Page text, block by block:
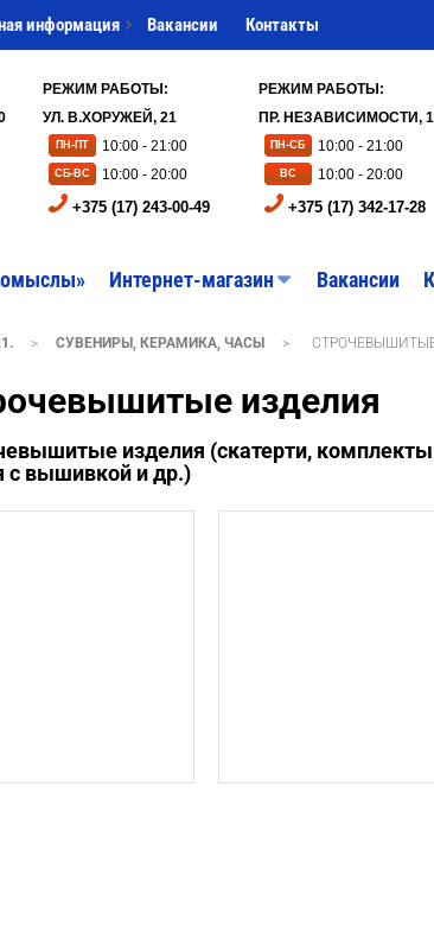
информация Вакансии Контакты
РЕЖИМ РАБОТЫ:
УЛ. В.ХОРУЖЕЙ, 21
ПН-ПТ 10:00 - 21:00
СБ-ВС 10:00 - 20:00
+375 (17) 243-00-49
РЕЖИМ РАБОТЫ:
ПР. НЕЗАВИСИМОСТИ,
ПН-СБ 10:00 - 21:00
ВС 10:00 - 20:00
+375 (17) 342-17-28
Интернет-магазин Вакансии
> СУВЕНИРЫ, КЕРАМИКА, ЧАСЫ >
изделия
изделия (скатерти,
с вышивкой и др.)